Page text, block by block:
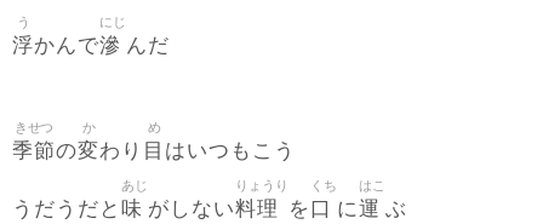
浮
う
かんで滲
にじ
んだ
季節
きせつ
の変
か
わり 目
め
はいつもこう
うだうだと 味
あじ
がしない料理
りょうり
を 口
くち
に運
はこ
ぶ